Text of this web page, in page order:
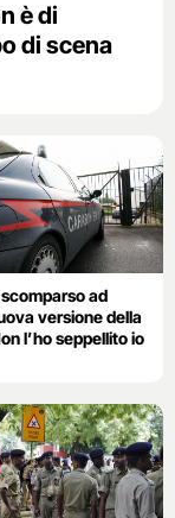
è di
di scena
ad
versione della
l’ho seppellito io